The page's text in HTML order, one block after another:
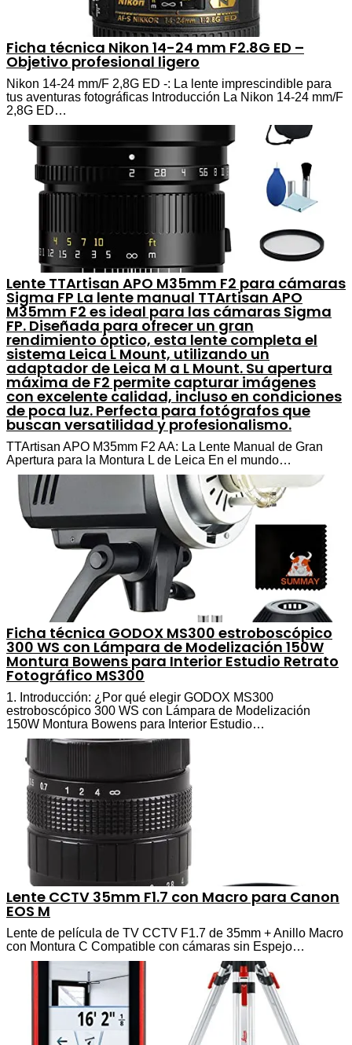
Ficha técnica Nikon 14-24 mm F2.8G ED –
Objetivo profesional ligero
Nikon 14-24 mm/F 2,8G ED -: La lente imprescindible para
tus aventuras fotográficas Introducción La Nikon 14-24 mm/F
2,8G ED…
Lente TTArtisan APO M35mm F2 para cámaras
Sigma FP La lente manual TTArtisan APO
M35mm F2 es ideal para las cámaras Sigma
FP. Diseñada para ofrecer un gran
rendimiento óptico, esta lente completa el
sistema Leica L Mount, utilizando un
adaptador de Leica M a L Mount. Su apertura
máxima de F2 permite capturar imágenes
con excelente calidad, incluso en condiciones
de poca luz. Perfecta para fotógrafos que
buscan versatilidad y profesionalismo.
TTArtisan APO M35mm F2 AA: La Lente Manual de Gran
Apertura para la Montura L de Leica En el mundo…
Ficha técnica GODOX MS300 estroboscópico
300 WS con Lámpara de Modelización 150W
Montura Bowens para Interior Estudio Retrato
Fotográfico MS300
1. Introducción: ¿Por qué elegir GODOX MS300
estroboscópico 300 WS con Lámpara de Modelización
150W Montura Bowens para Interior Estudio…
Lente CCTV 35mm F1.7 con Macro para Canon
EOS M
Lente de película de TV CCTV F1.7 de 35mm + Anillo Macro
con Montura C Compatible con cámaras sin Espejo…